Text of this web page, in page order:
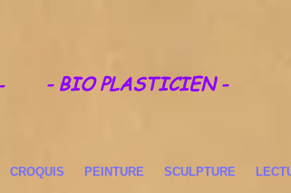
- BIO PLASTICIEN -
CROQUIS PEINTURE SCULPTURE